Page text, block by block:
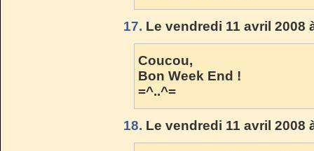
17. Le vendredi 11 avril 2008
Coucou,
Bon Week End !
=^..^=
18. Le vendredi 11 avril 2008